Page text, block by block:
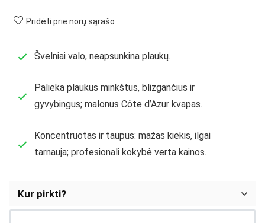
Pridėti prie norų sąrašo
Švelniai valo, neapsunkina plaukų.
Palieka plaukus minkštus, blizgančius ir
gyvybingus; malonus Côte d’Azur kvapas.
Koncentruotas ir taupus: mažas kiekis, ilgai
tarnauja; profesionali kokybė verta kainos.
Kur pirkti?